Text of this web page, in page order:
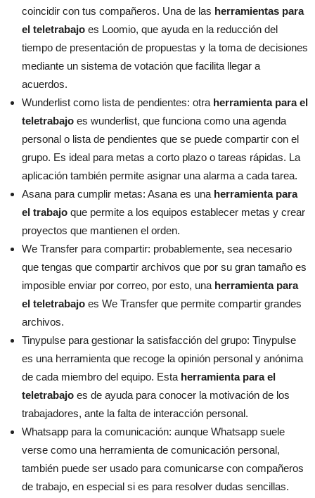
coincidir con tus compañeros. Una de las herramientas para
el teletrabajo es Loomio, que ayuda en la reducción del
tiempo de presentación de propuestas y la toma de decisiones
mediante un sistema de votación que facilita llegar a
acuerdos.
Wunderlist como lista de pendientes: otra herramienta para el
teletrabajo es wunderlist, que funciona como una agenda
personal o lista de pendientes que se puede compartir con el
grupo. Es ideal para metas a corto plazo o tareas rápidas. La
aplicación también permite asignar una alarma a cada tarea.
Asana para cumplir metas: Asana es una herramienta para
el trabajo que permite a los equipos establecer metas y crear
proyectos que mantienen el orden.
We Transfer para compartir: probablemente, sea necesario
que tengas que compartir archivos que por su gran tamaño es
imposible enviar por correo, por esto, una herramienta para
el teletrabajo es We Transfer que permite compartir grandes
archivos.
Tinypulse para gestionar la satisfacción del grupo: Tinypulse
es una herramienta que recoge la opinión personal y anónima
de cada miembro del equipo. Esta herramienta para el
teletrabajo es de ayuda para conocer la motivación de los
trabajadores, ante la falta de interacción personal.
Whatsapp para la comunicación: aunque Whatsapp suele
verse como una herramienta de comunicación personal,
también puede ser usado para comunicarse con compañeros
de trabajo, en especial si es para resolver dudas sencillas.